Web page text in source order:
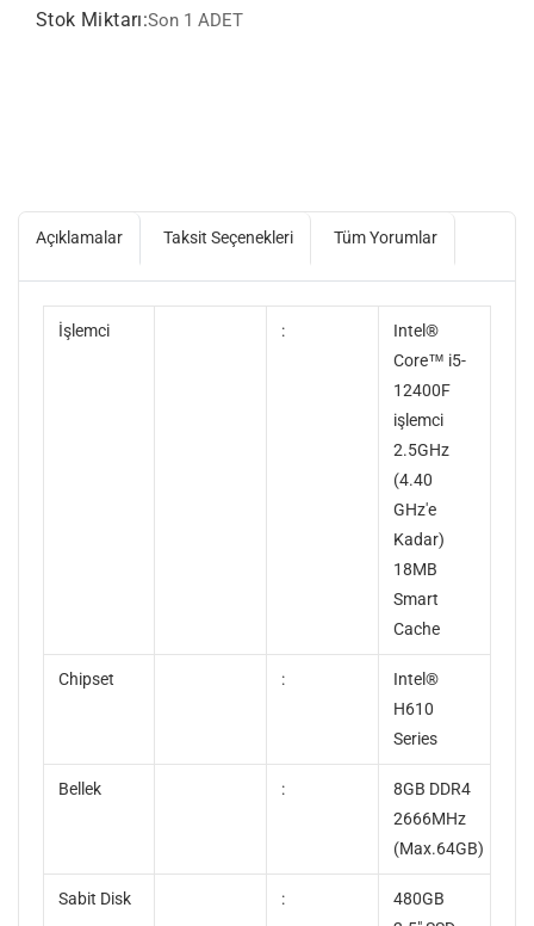
Stok Miktarı:Son 1 ADET
Açıklamalar Taksit Seçenekleri Tüm Yorumlar
İşlemci :
Intel®
Core™ i5-
12400F
işlemci
2.5GHz
(4.40
GHz'e
Kadar)
18MB
Smart
Cache
Chipset :
Intel®
H610
Series
Bellek :
8GB DDR4
2666MHz
(Max.64GB)
Sabit Disk :
480GB